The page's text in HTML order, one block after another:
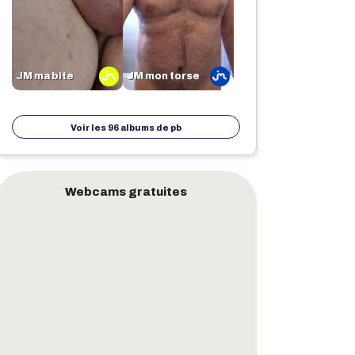
JM ma bite JM mon torse
Voir les 96 albums de pb
Webcams gratuites